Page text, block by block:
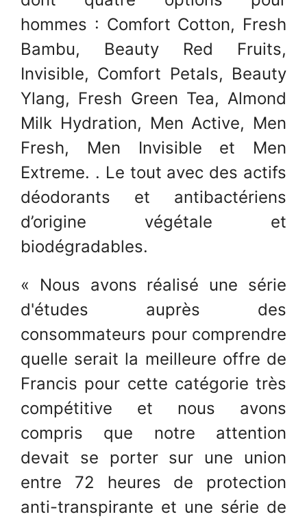
hommes : Comfort Cotton, Fresh
Bambu, Beauty Red Fruits,
Invisible, Comfort Petals, Beauty
Ylang, Fresh Green Tea, Almond
Milk Hydration, Men Active, Men
Fresh, Men Invisible et Men
Extreme. . Le tout avec des actifs
déodorants et antibactériens
d’origine végétale et
biodégradables.
« Nous avons réalisé une série
d'études auprès des
consommateurs pour comprendre
quelle serait la meilleure offre de
Francis pour cette catégorie très
compétitive et nous avons
compris que notre attention
devait se porter sur une union
entre 72 heures de protection
anti-transpirante et une série de